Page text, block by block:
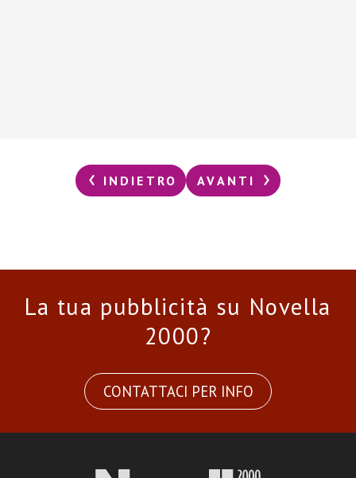
INDIETRO AVANTI
La tua pubblicità su Novella
2000?
CONTATTACI PER INFO